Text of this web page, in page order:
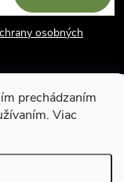
prechádzaním
Viac
osobných